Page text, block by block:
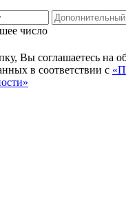
число
Вы соглашаетесь на
в соответствии с